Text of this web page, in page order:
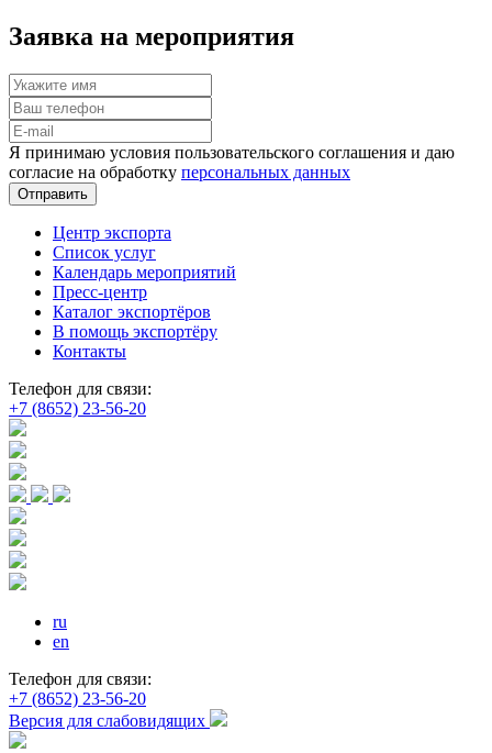
Заявка на мероприятия
Я принимаю условия пользовательского соглашения и даю
согласие на обработку персональных данных
Отправить
Центр экспорта
Список услуг
Календарь мероприятий
Пресс-центр
Каталог экспортёров
В помощь экспортёру
Контакты
Телефон для связи:
+7 (8652) 23-56-20
ru
en
Телефон для связи:
+7 (8652) 23-56-20
Версия для слабовидящих